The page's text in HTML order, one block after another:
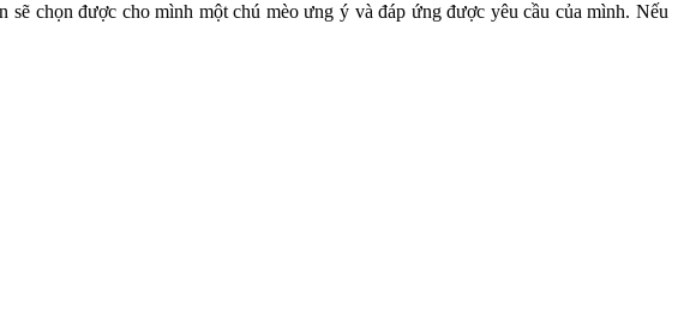
chọn được cho mình một chú mèo ưng ý và đáp ứng được yêu cầu của mình. Nếu